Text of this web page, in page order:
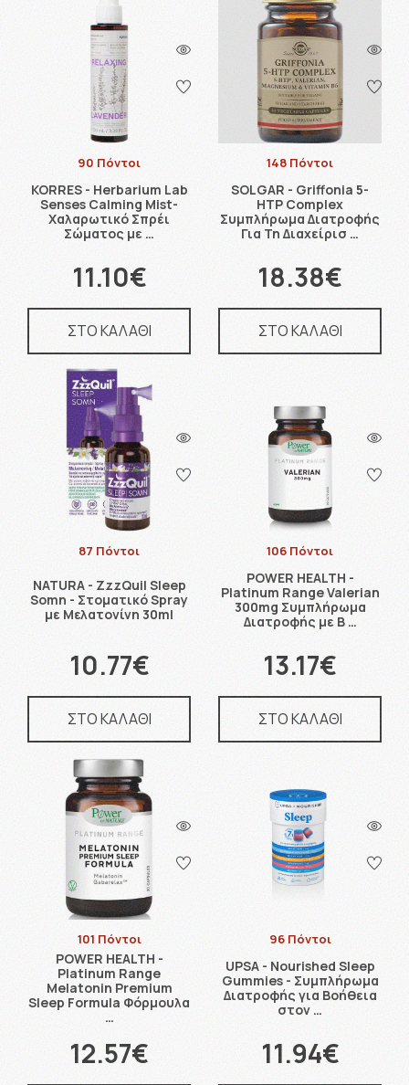
90 Πόντοι
KORRES - Herbarium Lab
Senses Calming Mist-
Χαλαρωτικό Σπρέι
Σώματος με …
11.10€
ΣΤΟ ΚΑΛΑΘΙ
148 Πόντοι
SOLGAR - Griffonia 5-
HTP Complex
Συμπλήρωμα Διατροφής
Για Τη Διαχείρισ …
18.38€
ΣΤΟ ΚΑΛΑΘΙ
87 Πόντοι
NATURA - ZzzQuil Sleep
Somn - Στοματικό Spray
με Μελατονίνη 30ml
10.77€
ΣΤΟ ΚΑΛΑΘΙ
106 Πόντοι
POWER HEALTH -
Platinum Range Valerian
300mg Συμπλήρωμα
Διατροφής με Β …
13.17€
ΣΤΟ ΚΑΛΑΘΙ
101 Πόντοι
POWER HEALTH -
Platinum Range
Melatonin Premium
Sleep Formula Φόρμουλα
…
12.57€
96 Πόντοι
UPSA - Nourished Sleep
Gummies - Συμπλήρωμα
Διατροφής για Βοήθεια
στον …
11.94€